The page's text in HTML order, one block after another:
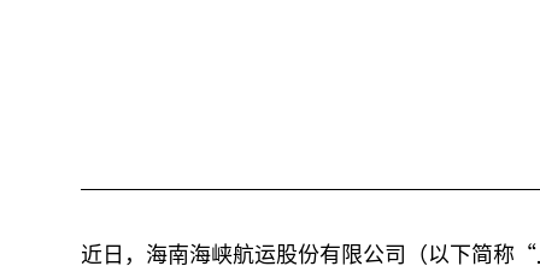
近日，海南海峡航运股份有限公司（以下简称“